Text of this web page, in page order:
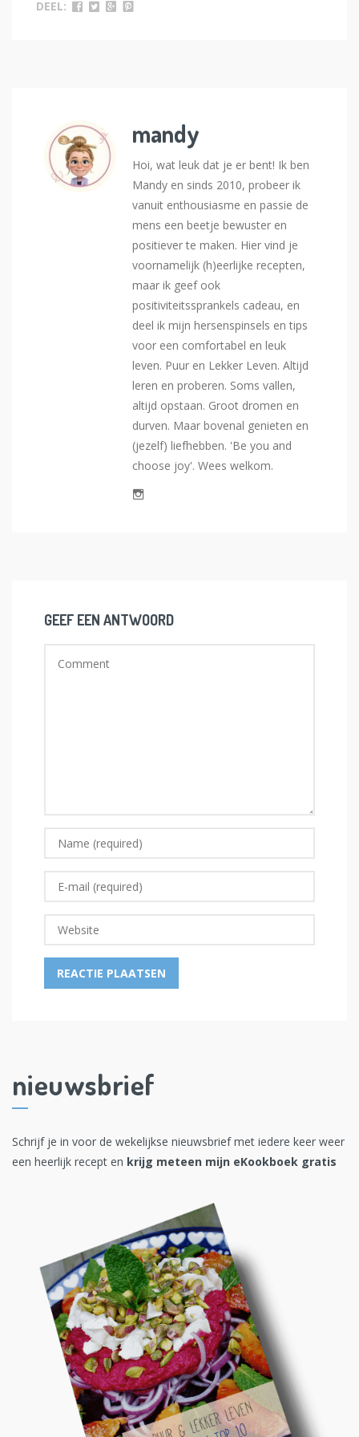
DEEL:
mandy
Hoi, wat leuk dat je er bent! Ik ben
Mandy en sinds 2010, probeer ik
vanuit enthousiasme en passie de
mens een beetje bewuster en
positiever te maken. Hier vind je
voornamelijk (h)eerlijke recepten,
maar ik geef ook
positiviteitssprankels cadeau, en
deel ik mijn hersenspinsels en tips
voor een comfortabel en leuk
leven. Puur en Lekker Leven. Altijd
leren en proberen. Soms vallen,
altijd opstaan. Groot dromen en
durven. Maar bovenal genieten en
(jezelf) liefhebben. 'Be you and
choose joy'. Wees welkom.
GEEF EEN ANTWOORD
nieuwsbrief
Schrijf je in voor de wekelijkse nieuwsbrief met iedere keer weer
een heerlijk recept en krijg meteen mijn eKookboek gratis